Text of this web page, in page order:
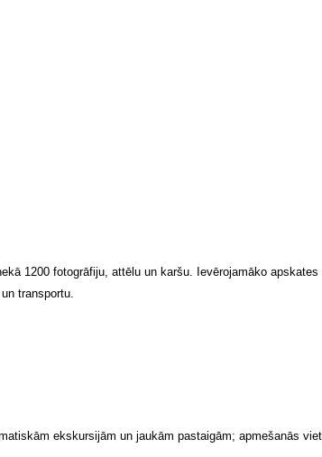
1200 fotogrāfiju, attēlu un karšu. Ievērojamāko
transportu.
ekskursijām un jaukām pastaigām; apmešanās